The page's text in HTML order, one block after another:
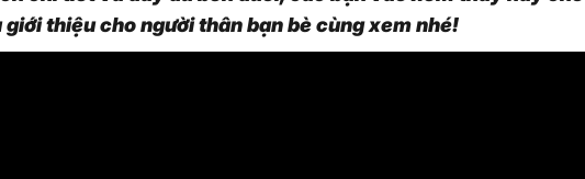
giới thiệu cho người thân bạn bè cùng xem nhé!